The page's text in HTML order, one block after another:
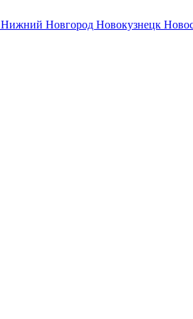
Нижний Новгород Новокузнецк